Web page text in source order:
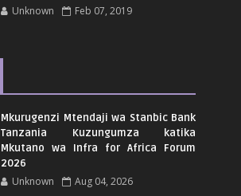
Unknown Feb 07, 2019
Mkurugenzi Mtendaji wa Stanbic Bank
Tanzania Kuzungumza katika
Mkutano wa Infra for Africa Forum
2026
Unknown Aug 04, 2026